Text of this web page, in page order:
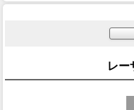
レー